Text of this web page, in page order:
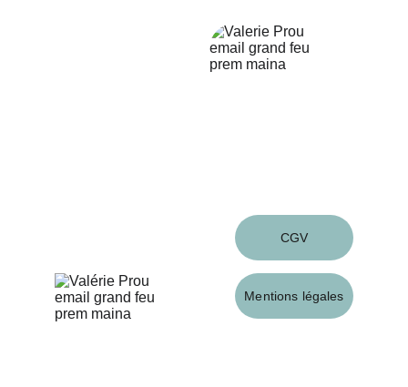
CGV
Mentions légales